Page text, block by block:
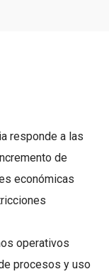
responde a las
de
económicas
operativos
procesos y uso